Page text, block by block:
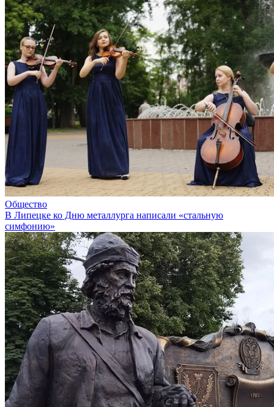
Общество
В Липецке ко Дню металлурга написали «стальную
симфонию»